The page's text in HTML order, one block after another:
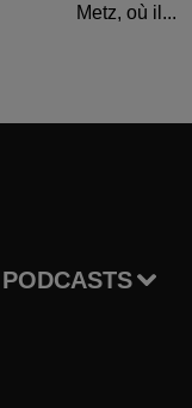
Metz, où il...
PODCASTS